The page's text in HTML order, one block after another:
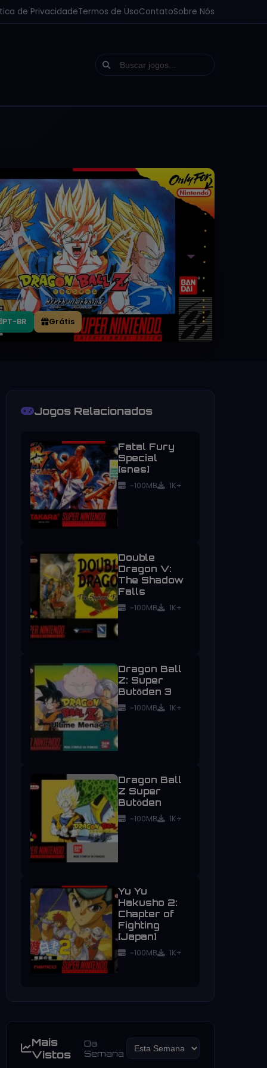
de PrivacidadeTermos de UsoContatoSobre Nós
PT-BR Grátis
Jogos Relacionados
Fatal Fury
Special
[snes]
~100MB 1K+
Double
Dragon V:
The Shadow
Falls
~100MB 1K+
Dragon Ball
Z: Super
Butōden 3
~100MB 1K+
Dragon Ball
Z Super
Butōden
~100MB 1K+
Yu Yu
Hakusho 2:
Chapter of
Fighting
[Japan]
~100MB 1K+
Mais
Vistos
Da
Semana